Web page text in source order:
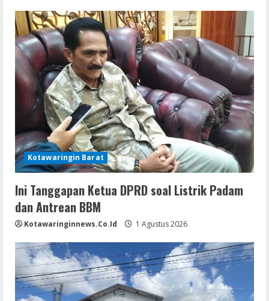
Kotawaringin Barat
Ini Tanggapan Ketua DPRD soal Listrik Padam
dan Antrean BBM
Kotawaringinnews.co.id 1 Agustus 2026